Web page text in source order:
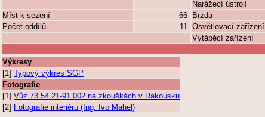
Narážecí ústrojí
Míst k sezení
66 Brzda
Počet oddílů
11 Osvětlovací zařízení
Vytápěcí zařízení
Výkresy
[1] Typový výkres SGP
Fotografie
[1] Vůz 73 54 21-91 002 na zkouškách v Rakousku
[2] Fotografie interiéru (Ing. Ivo Mahel)